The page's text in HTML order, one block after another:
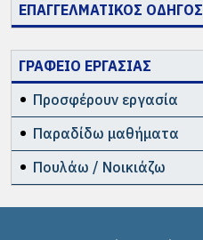
ΕΠΑΓΓΕΛΜΑΤΙΚΟΣ ΟΔΗΓΟΣ
ΓΡΑΦΕΙΟ ΕΡΓΑΣΙΑΣ
Προσφέρουν εργασία
Παραδίδω μαθήματα
Πουλάω / Νοικιάζω